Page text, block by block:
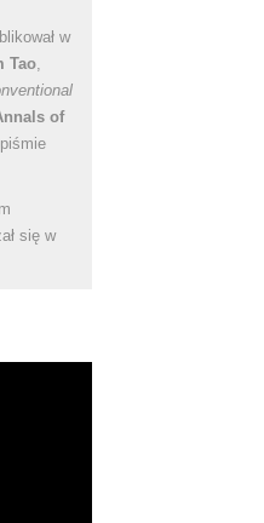
w
Tao
of
się w